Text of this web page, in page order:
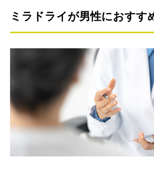
ミラドライが男性におすす